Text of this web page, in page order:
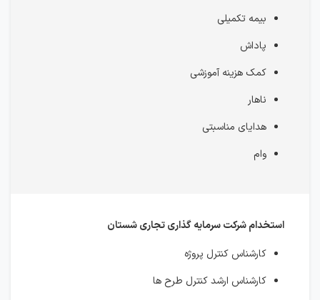
بیمه تکمیلی
پاداش
کمک هزینه آموزشی
ناهار
هدایای مناسبتی
وام
استخدام شرکت سرمایه گذاری تجاری شستان
کارشناس کنترل پروژه
کارشناس ارشد کنترل طرح ها